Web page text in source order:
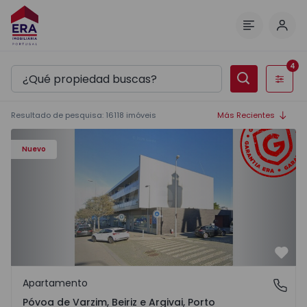
Filtros
4
Resultado de pesquisa: 16118 imóveis Más Recientes
Nuevo
Apartamento T3 Póvoa de Varzim, Póvoa de Varzim,
Póvoa de Varzim, Beiriz e Argivai, Porto
Apartamento
Póvoa de Varzim, Beiriz e Argivai, Porto